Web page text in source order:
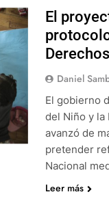
El
Daniel
El gobierno
del Niño y la
avanzó de
pretender
Nacional
Leer más